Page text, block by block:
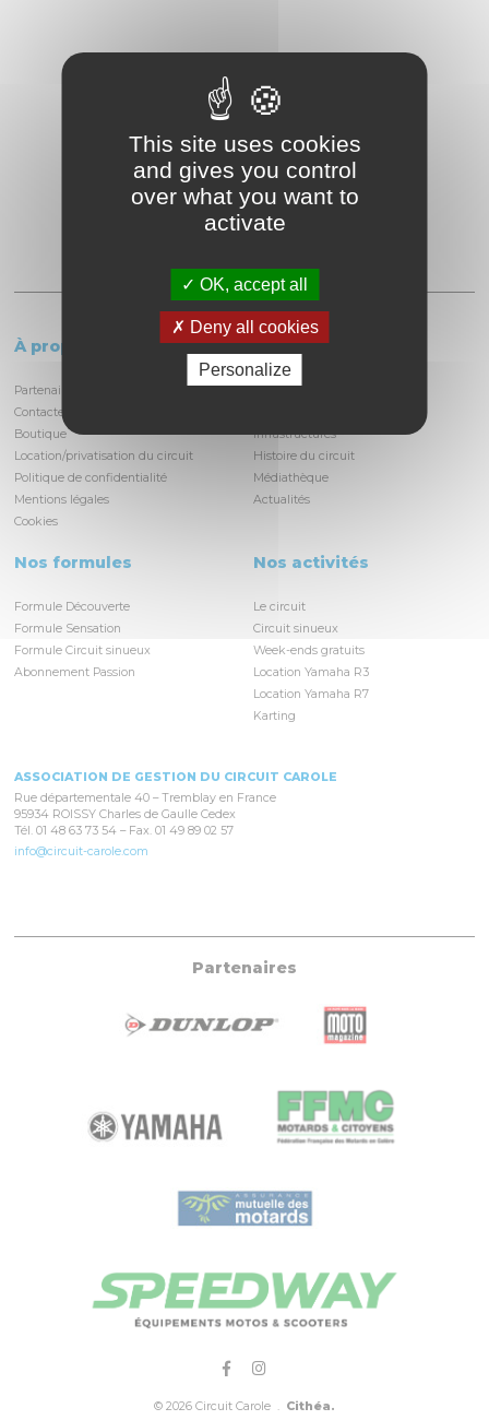
À propos
Partenaires et locataires
Contactez-nous
Boutique
Location/privatisation du circuit
Politique de confidentialité
Mentions légales
Cookies
Le circuit
Informations pratiques
Infrastructures
Histoire du circuit
Médiathèque
Actualités
Nos formules
Formule Découverte
Formule Sensation
Formule Circuit sinueux
Abonnement Passion
Nos activités
Le circuit
Circuit sinueux
Week-ends gratuits
Location Yamaha R3
Location Yamaha R7
Karting
ASSOCIATION DE GESTION DU CIRCUIT CAROLE
Rue départementale 40 – Tremblay en France
95934 ROISSY Charles de Gaulle Cedex
Tél. 01 48 63 73 54 – Fax. 01 49 89 02 57
info@circuit-carole.com
Partenaires
© 2026 Circuit Carole . Cithéa.
This site uses cookies
and gives you control
over what you want to
activate
OK, accept all
Deny all cookies
Personalize